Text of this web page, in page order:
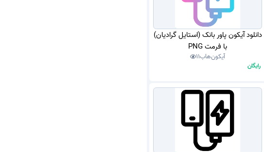
دانلود آیکون پاور بانک (استایل گرادیان)
با فرمت PNG
آیکون‌هاب11
رایگان